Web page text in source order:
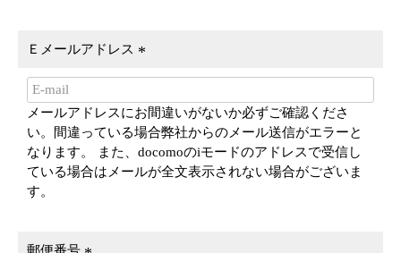
Ｅメールアドレス
(
須
)
メールアドレスにお間違いがないか必ずご確認くださ
い。間違っている場合弊社からのメール送信がエラーと
なります。 また、docomoのiモードのアドレスで受信し
ている場合はメールが全文表示されない場合がございま
す。